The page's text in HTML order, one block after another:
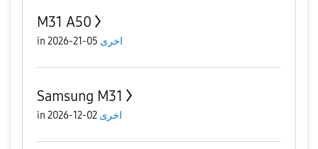
M31 A50
in اخرى 05-21-2026
Samsung M31
in اخرى 02-12-2026